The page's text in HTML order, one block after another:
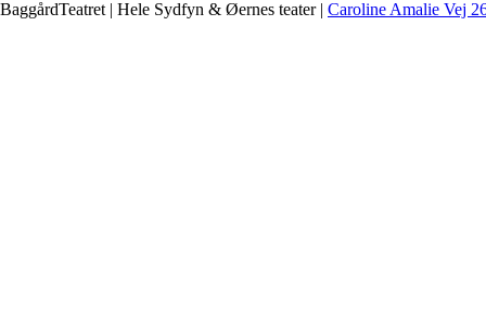
BaggårdTeatret | Hele Sydfyn & Øernes teater | Caroline Amalie Vej